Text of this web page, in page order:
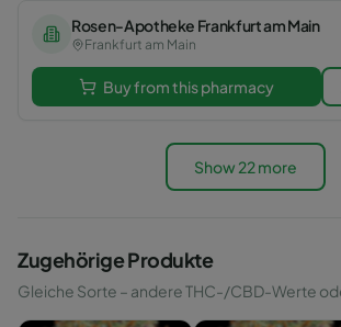
Rosen-Apotheke Frankfurt am Main
Frankfurt am Main
Buy from this pharmacy
Show 22 more
Zugehörige Produkte
Gleiche Sorte – andere THC-/CBD-Werte